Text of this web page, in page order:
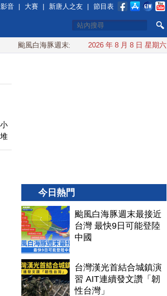
音 | 大賽 | 新唐人之友 | 節目表
颱風白海豚週末最接近台灣 最快9日可能登陸中國
2026 年 8 月 8 日 星期六
今日熱門
颱風白海豚週末最接近
台灣 最快9日可能登陸
中國
台灣漢光首結合城鎮演
習 AIT連續發文讚「韌
性台灣」